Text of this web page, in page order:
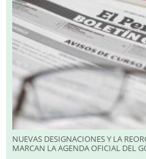
NUEVAS DESIGNACIONES Y LA
MARCAN LA AGENDA OFICIAL DEL